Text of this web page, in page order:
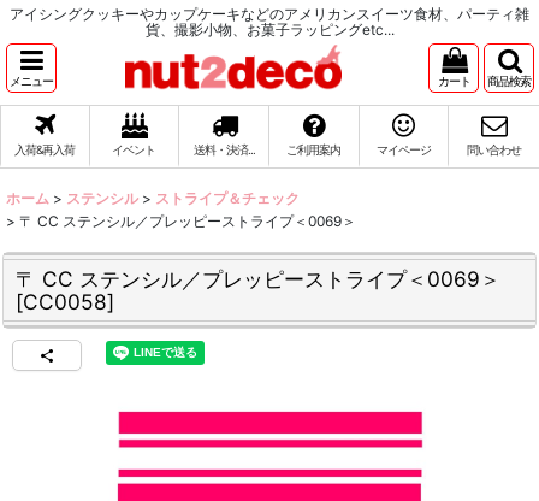
アイシングクッキーやカップケーキなどのアメリカンスイーツ食材、パーティ雑
貨、撮影小物、お菓子ラッピングetc...
メニュー カート 商品検索
入荷&再入荷 イベント 送料・決済... ご利用案内 マイページ 問い合わせ
ホーム > ステンシル > ストライプ＆チェック
> 〒 CC ステンシル／プレッピーストライプ＜0069＞
〒 CC ステンシル／プレッピーストライプ＜0069＞
[CC0058]